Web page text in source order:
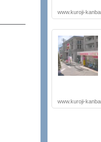
www.kuroji-
www.kuroji-